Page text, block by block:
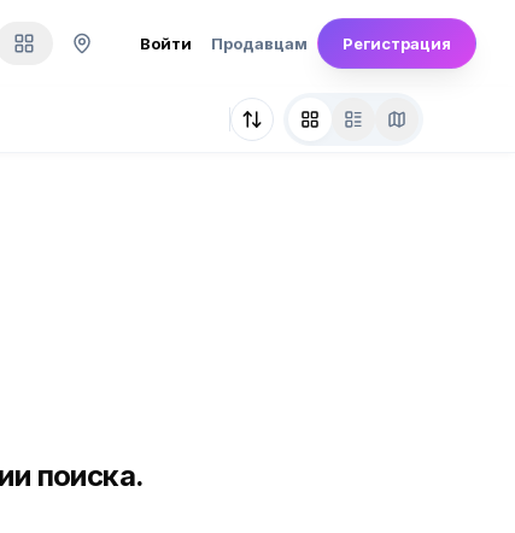
Войти Продавцам Регистрация
поиска.